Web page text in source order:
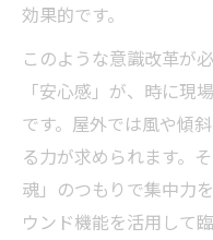
効果的です。
このような意識改革が
「安心感」が、時に現
です。屋外では風や傾
る力が求められます。
魂」のつもりで集中力
ウンド機能を活用して